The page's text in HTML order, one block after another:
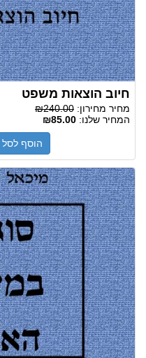
חיוב הוצאות משפט
מחיר מחירון: ₪240.00
המחיר שלנו: ₪85.00
הוסף לסל